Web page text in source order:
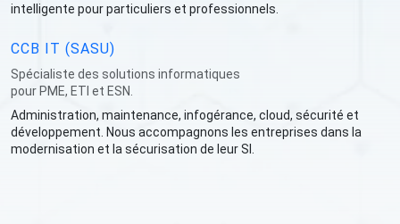
intelligente pour particuliers et professionnels.
CCB IT (SASU)
Spécialiste des solutions informatiques
pour PME, ETI et ESN.
Administration, maintenance, infogérance, cloud, sécurité et
développement. Nous accompagnons les entreprises dans la
modernisation et la sécurisation de leur SI.